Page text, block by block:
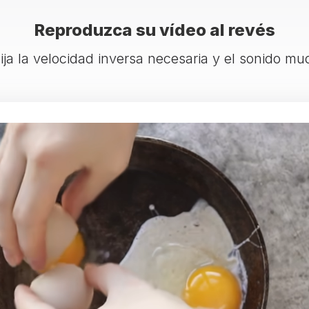
Reproduzca su vídeo al revés
la velocidad inversa necesaria y el sonido